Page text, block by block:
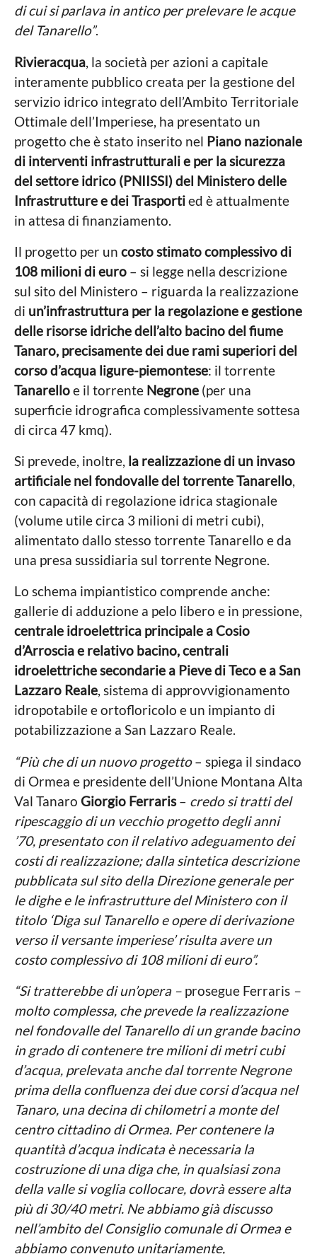
di cui si parlava in antico per prelevare le acque
del Tanarello”.
Rivieracqua, la società per azioni a capitale
interamente pubblico creata per la gestione del
servizio idrico integrato dell’Ambito Territoriale
Ottimale dell’Imperiese, ha presentato un
progetto che è stato inserito nel Piano nazionale
di interventi infrastrutturali e per la sicurezza
del settore idrico (PNIISSI) del Ministero delle
Infrastrutture e dei Trasportied è attualmente
in attesa di finanziamento.
Il progetto per un costo stimato complessivo di
108 milioni di euro – si legge nella descrizione
sul sito del Ministero – riguarda la realizzazione
di un’infrastruttura per la regolazione e gestione
delle risorse idriche dell’alto bacino del fiume
Tanaro, precisamente dei due rami superiori del
corso d’acqua ligure-piemontese: il torrente
Tanarelloe il torrente Negrone (per una
superficie idrografica complessivamente sottesa
di circa 47 kmq).
Si prevede, inoltre, la realizzazione di un invaso
artificiale nel fondovalle del torrente Tanarello,
con capacità di regolazione idrica stagionale
(volume utile circa 3 milioni di metri cubi),
alimentato dallo stesso torrente Tanarello e da
una presa sussidiaria sul torrente Negrone.
Lo schema impiantistico comprende anche:
gallerie di adduzione a pelo libero e in pressione,
centrale idroelettrica principale a Cosio
d’Arroscia e relativo bacino, centrali
idroelettriche secondarie a Pieve di Teco e a San
Lazzaro Reale, sistema di approvvigionamento
idropotabile e ortofloricolo e un impianto di
potabilizzazione a San Lazzaro Reale.
“Più che di un nuovo progetto– spiega il sindaco
di Ormea e presidente dell’Unione Montana Alta
Val Tanaro Giorgio Ferraris– credo si tratti del
ripescaggio di un vecchio progetto degli anni
’70, presentato con il relativo adeguamento dei
costi di realizzazione; dalla sintetica descrizione
pubblicata sul sito della Direzione generale per
le dighe e le infrastrutture del Ministero con il
titolo ‘Diga sul Tanarello e opere di derivazione
verso il versante imperiese’ risulta avere un
costo complessivo di 108 milioni di euro”.
“Si tratterebbe di un’opera – prosegue Ferraris –
molto complessa, che prevede la realizzazione
nel fondovalle del Tanarello di un grande bacino
in grado di contenere tre milioni di metri cubi
d’acqua, prelevata anche dal torrente Negrone
prima della confluenza dei due corsi d’acqua nel
Tanaro, una decina di chilometri a monte del
centro cittadino di Ormea. Per contenere la
quantità d’acqua indicata è necessaria la
costruzione di una diga che, in qualsiasi zona
della valle si voglia collocare, dovrà essere alta
più di 30/40 metri. Ne abbiamo già discusso
nell’ambito del Consiglio comunale di Ormea e
abbiamo convenuto unitariamente,